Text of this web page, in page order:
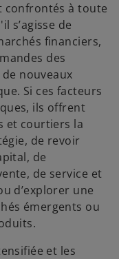
confrontés à toute
s’agisse de
financiers,
des
nouveaux
Si ces facteurs
ils offrent
et courtiers la
de revoir
de
de service et
d’explorer une
émergents ou
et les